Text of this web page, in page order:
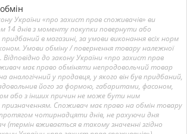
України «про захист прав споживачів» ви
14 днів з моменту покупки повернути або
в магазині, за умови виконання всіх норм
Умови обміну / повернення товару належної
до закону України «про захист прав
має право обміняти непродовольчий товар
аналогічний у продавця, у якого він був придбаний,
його за формою, габаритами, фасоном,
або з інших причин не може бути ним
Споживач має право на обмін товару
чотирнадцяти днів, не рахуючи дня
(термін вживається в такому значенні згідно